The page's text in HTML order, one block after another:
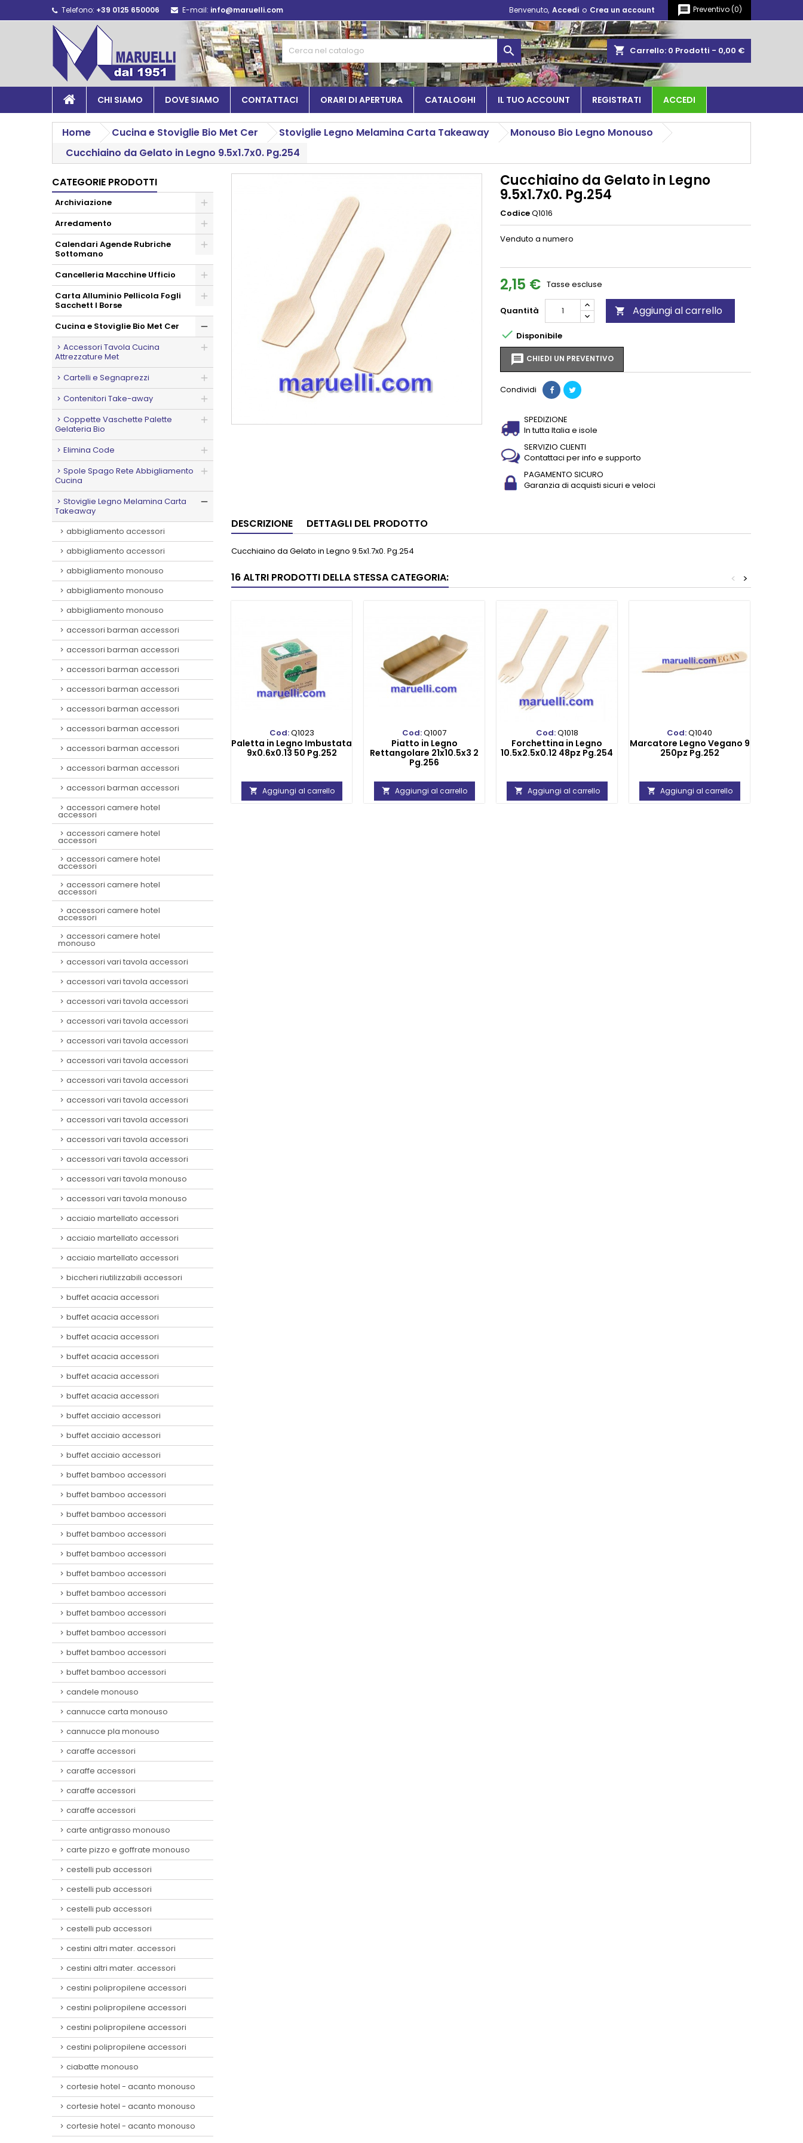
Telefono: +39 0125 650006 E-mail: info@maruelli.com message Preventivo(0)
Benvenuto, Accedi o Crea un account
shopping_cart Carrello: 0 Prodotti - 0,00 €

CHI SIAMO DOVE SIAMO CONTATTACI ORARI DI APERTURA CATALOGHI IL TUO ACCOUNT REGISTRATI ACCEDI
Home Cucina e Stoviglie Bio Met Cer Stoviglie Legno Melamina Carta Takeaway
Monouso Bio Legno Monouso
Cucchiaino da Gelato in Legno 9.5x1.7x0. Pg.254
CATEGORIE PRODOTTI
Archiviazione
Arredamento
Calendari Agende Rubriche
Sottomano
Cancelleria Macchine Ufficio
Carta Alluminio Pellicola Fogli
Sacchett I Borse
Cucina e Stoviglie Bio Met Cer
Accessori Tavola Cucina
Attrezzature Met
Cartelli e Segnaprezzi
Contenitori Take-away
Coppette Vaschette Palette
Gelateria Bio
Elimina Code
Spole Spago Rete Abbigliamento
Cucina
Stoviglie Legno Melamina Carta
Takeaway
abbigliamento accessori
abbigliamento accessori
abbigliamento monouso
abbigliamento monouso
abbigliamento monouso
accessori barman accessori
accessori barman accessori
accessori barman accessori
accessori barman accessori
accessori barman accessori
accessori barman accessori
accessori barman accessori
accessori barman accessori
accessori barman accessori
accessori camere hotel
accessori
accessori camere hotel
accessori
accessori camere hotel
accessori
accessori camere hotel
accessori
accessori camere hotel
accessori
accessori camere hotel
monouso
accessori vari tavola accessori
accessori vari tavola accessori
accessori vari tavola accessori
accessori vari tavola accessori
accessori vari tavola accessori
accessori vari tavola accessori
accessori vari tavola accessori
accessori vari tavola accessori
accessori vari tavola accessori
accessori vari tavola accessori
accessori vari tavola accessori
accessori vari tavola monouso
accessori vari tavola monouso
acciaio martellato accessori
acciaio martellato accessori
acciaio martellato accessori
biccheri riutilizzabili accessori
buffet acacia accessori
buffet acacia accessori
buffet acacia accessori
buffet acacia accessori
buffet acacia accessori
buffet acacia accessori
buffet acciaio accessori
buffet acciaio accessori
buffet acciaio accessori
buffet bamboo accessori
buffet bamboo accessori
buffet bamboo accessori
buffet bamboo accessori
buffet bamboo accessori
buffet bamboo accessori
buffet bamboo accessori
buffet bamboo accessori
buffet bamboo accessori
buffet bamboo accessori
buffet bamboo accessori
candele monouso
cannucce carta monouso
cannucce pla monouso
caraffe accessori
caraffe accessori
caraffe accessori
caraffe accessori
carte antigrasso monouso
carte pizzo e goffrate monouso
cestelli pub accessori
cestelli pub accessori
cestelli pub accessori
cestelli pub accessori
cestini altri mater. accessori
cestini altri mater. accessori
cestini polipropilene accessori
cestini polipropilene accessori
cestini polipropilene accessori
cestini polipropilene accessori
ciabatte monouso
cortesie hotel - acanto monouso
cortesie hotel - acanto monouso
cortesie hotel - acanto monouso
Cucchiaino da Gelato in Legno
9.5x1.7x0. Pg.254
CodiceQ1016
Venduto a numero
2,15 € Tasse escluse
Quantità  Aggiungi al carrello
 Disponibile
message CHIEDI UN PREVENTIVO
Condividi
SPEDIZIONE
In tutta Italia e isole
SERVIZIO CLIENTI
Contattaci per info e supporto
PAGAMENTO SICURO
Garanzia di acquisti sicuri e veloci
DESCRIZIONE DETTAGLI DEL PRODOTTO
Cucchiaino da Gelato in Legno 9.5x1.7x0. Pg.254
16 ALTRI PRODOTTI DELLA STESSA CATEGORIA: >
<
Cod:Q1023
Paletta in Legno Imbustata
9x0.6x0.13 50 Pg.252
 Aggiungi al carrello
Cod:Q1007
Piatto in Legno
Rettangolare 21x10.5x3 2
Pg.256
 Aggiungi al carrello
Cod:Q1018
Forchettina in Legno
10.5x2.5x0.12 48pz Pg.254
 Aggiungi al carrello
Cod:Q1040
Marcatore Legno Vegano 9
250pz Pg.252
 Aggiungi al carrello